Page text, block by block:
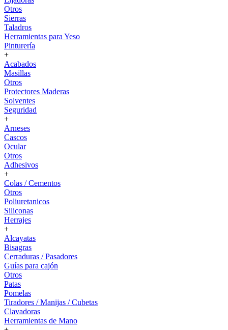
Otros
Sierras
Taladros
Herramientas para Yeso
Pinturería
+
Acabados
Masillas
Otros
Protectores Maderas
Solventes
Seguridad
+
Arneses
Cascos
Ocular
Otros
Adhesivos
+
Colas / Cementos
Otros
Poliuretanicos
Siliconas
Herrajes
+
Alcayatas
Bisagras
Cerraduras / Pasadores
Guías para cajón
Otros
Patas
Pomelas
Tiradores / Manijas / Cubetas
Clavadoras
Herramientas de Mano